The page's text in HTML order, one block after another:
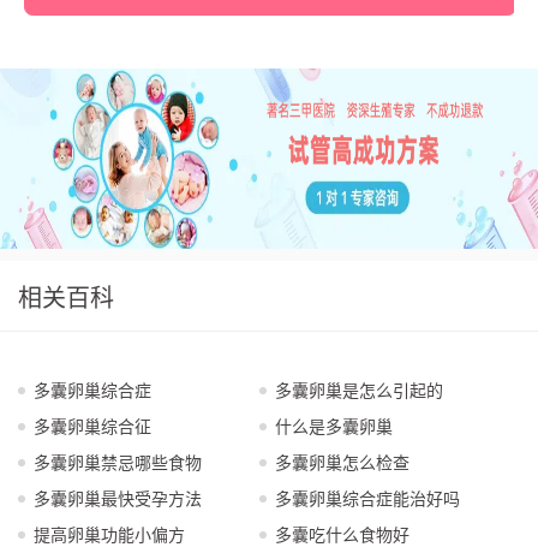
相关百科
多囊卵巢综合症
多囊卵巢是怎么引起的
多囊卵巢综合征
什么是多囊卵巢
多囊卵巢禁忌哪些食物
多囊卵巢怎么检查
多囊卵巢最快受孕方法
多囊卵巢综合症能治好吗
提高卵巢功能小偏方
多囊吃什么食物好